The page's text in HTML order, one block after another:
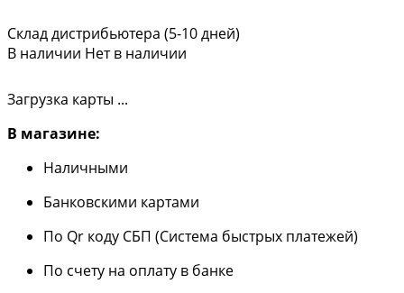
Склад дистрибьютера (5-10 дней)
В наличии Нет в наличии
Загрузка карты ...
В магазине:
Наличными
Банковскими картами
По Qr коду СБП (Система быстрых платежей)
По счету на оплату в банке